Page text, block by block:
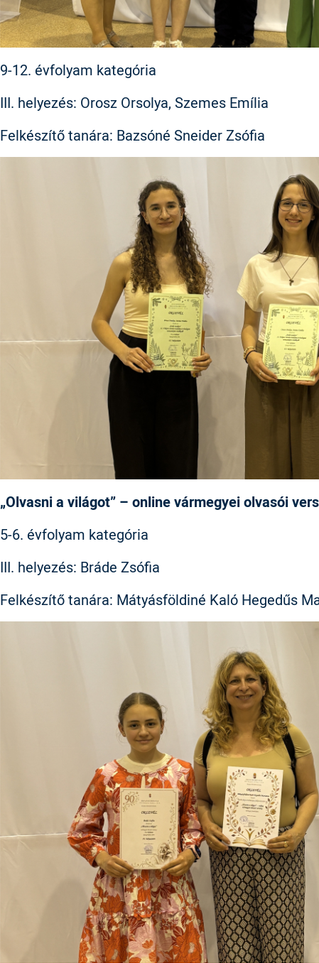
9-12. évfolyam kategória
III. helyezés: Orosz Orsolya, Szemes Emília
Felkészítő tanára: Bazsóné Sneider Zsófia
„Olvasni a világot” – online vármegyei olvasói
5-6. évfolyam kategória
III. helyezés: Bráde Zsófia
Felkészítő tanára: Mátyásföldiné Kaló Hegedűs